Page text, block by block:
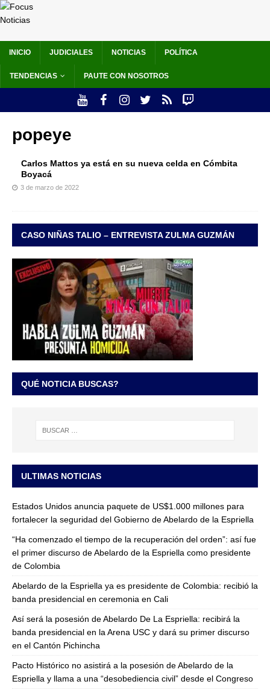
INICIO JUDICIALES NOTICIAS POLÍTICA
TENDENCIAS PAUTE CON NOSOTROS
popeye
Carlos Mattos ya está en su nueva celda en Cómbita
Boyacá
3 de marzo de 2022
CASO NIÑAS TALIO – ENTREVISTA ZULMA GUZMÁN
QUÉ NOTICIA BUSCAS?
ULTIMAS NOTICIAS
Estados Unidos anuncia paquete de US$1.000 millones para
fortalecer la seguridad del Gobierno de Abelardo de la Espriella
“Ha comenzado el tiempo de la recuperación del orden”: así fue
el primer discurso de Abelardo de la Espriella como presidente
de Colombia
Abelardo de la Espriella ya es presidente de Colombia: recibió la
banda presidencial en ceremonia en Cali
Así será la posesión de Abelardo De La Espriella: recibirá la
banda presidencial en la Arena USC y dará su primer discurso
en el Cantón Pichincha
Pacto Histórico no asistirá a la posesión de Abelardo de la
Espriella y llama a una “desobediencia civil” desde el Congreso